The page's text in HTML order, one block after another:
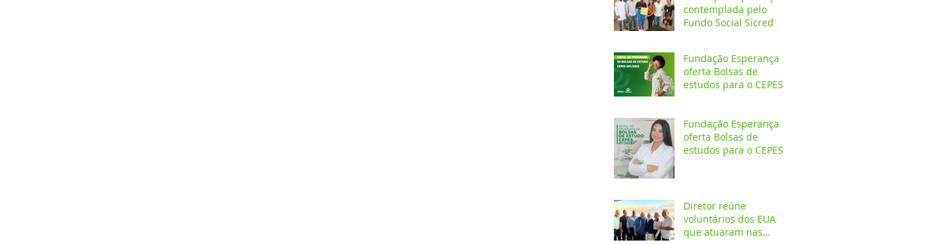
contemplada pelo
Fundo Social Sicred
Fundação Esperança
oferta Bolsas de
estudos para o CEPES
Fundação Esperança
oferta Bolsas de
estudos para o CEPES
Diretor reúne
voluntários dos EUA
que atuaram nas